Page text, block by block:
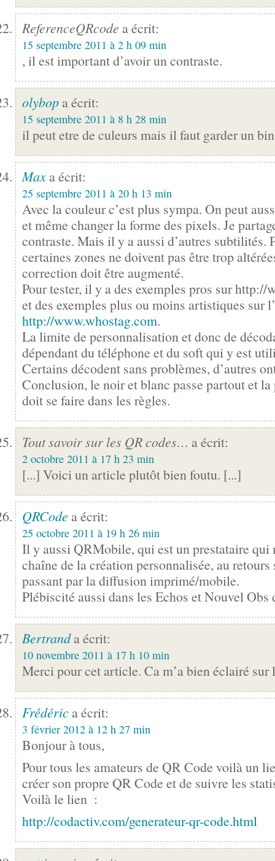
ReferenceQRcode a écrit:
15 septembre 2011 à 2 h 09 min
, il est important d’avoir un contraste.
olybop a écrit:
15 septembre 2011 à 8 h 28 min
il peut etre de culeurs mais il faut garder un
Max a écrit:
25 septembre 2011 à 20 h 13 min
Avec la couleur c’est plus sympa. On peut
et même changer la forme des pixels. Je
contraste. Mais il y a aussi d’autres subtilités.
certaines zones ne doivent pas être trop
correction doit être augmenté.
Pour tester, il y a des exemples pros surhttp://
et des exemples plus ou moins artistiques sur
http://www.whostag.com.
La limite de personnalisation et donc de
dépendant du téléphone et du soft qui y est
Certains décodent sans problèmes, d’autres
Conclusion, le noir et blanc passe partout et
doit se faire dans les règles.
Tout savoir sur les QR codes… a écrit:
2 octobre 2011 à 17 h 23 min
[...] Voici un article plutôt bien foutu. [...]
QRCode a écrit:
25 octobre 2011 à 19 h 26 min
Il y aussi QRMobile, qui est un prestataire qui
chaîne de la création personnalisée, au
passant par la diffusion imprimé/mobile.
Plébiscité aussi dans les Echos et Nouvel Obs
Bertranda écrit:
10 novembre 2011 à 17 h 10 min
Merci pour cet article. Ca m’a bien éclairé sur
Frédéric a écrit:
3 février 2012 à 12 h 27 min
Bonjour à tous,
Pour tous les amateurs de QR Code voilà un
créer son propre QR Code et de suivre les
Voilà le lien :
http://codactiv.com/generateur-qr-code.html